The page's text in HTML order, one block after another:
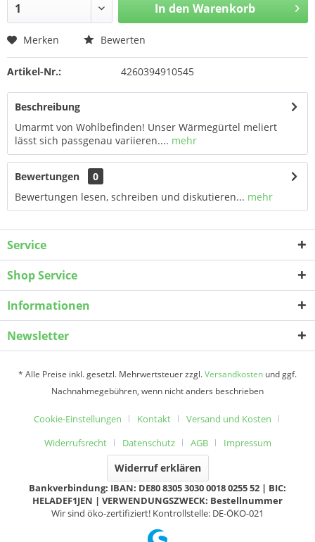
In den Warenkorb
Merken Bewerten
Artikel-Nr.: 4260394910545
Beschreibung
Umarmt von Wohlbefinden! Unser Wärmegürtel meliert
lässt sich passgenau variieren.... mehr
Bewertungen
0
Bewertungen lesen, schreiben und diskutieren... mehr
Service
Shop Service
Informationen
Newsletter
* Alle Preise inkl. gesetzl. Mehrwertsteuer zzgl.Versandkosten und ggf.
Nachnahmegebühren, wenn nicht anders beschrieben
Cookie-Einstellungen Kontakt
Versand und Kosten
Widerrufsrecht
Datenschutz AGB Impressum
Widerruf erklären
Bankverbindung: IBAN: DE80 8305 3030 0018 0255 52 | BIC:
HELADEF1JEN | VERWENDUNGSZWECK: Bestellnummer
Wir sind öko-zertifiziert! Kontrollstelle: DE-ÖKO-021